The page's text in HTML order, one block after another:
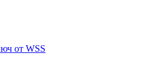
от WSS